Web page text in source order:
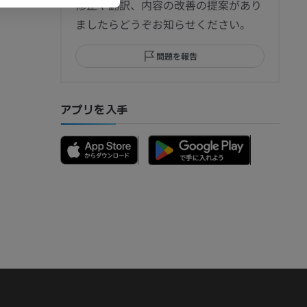
修正や翻訳、内容の改善の提案があり
ましたらどうぞお知らせください。
問題を報告
アプリを入手